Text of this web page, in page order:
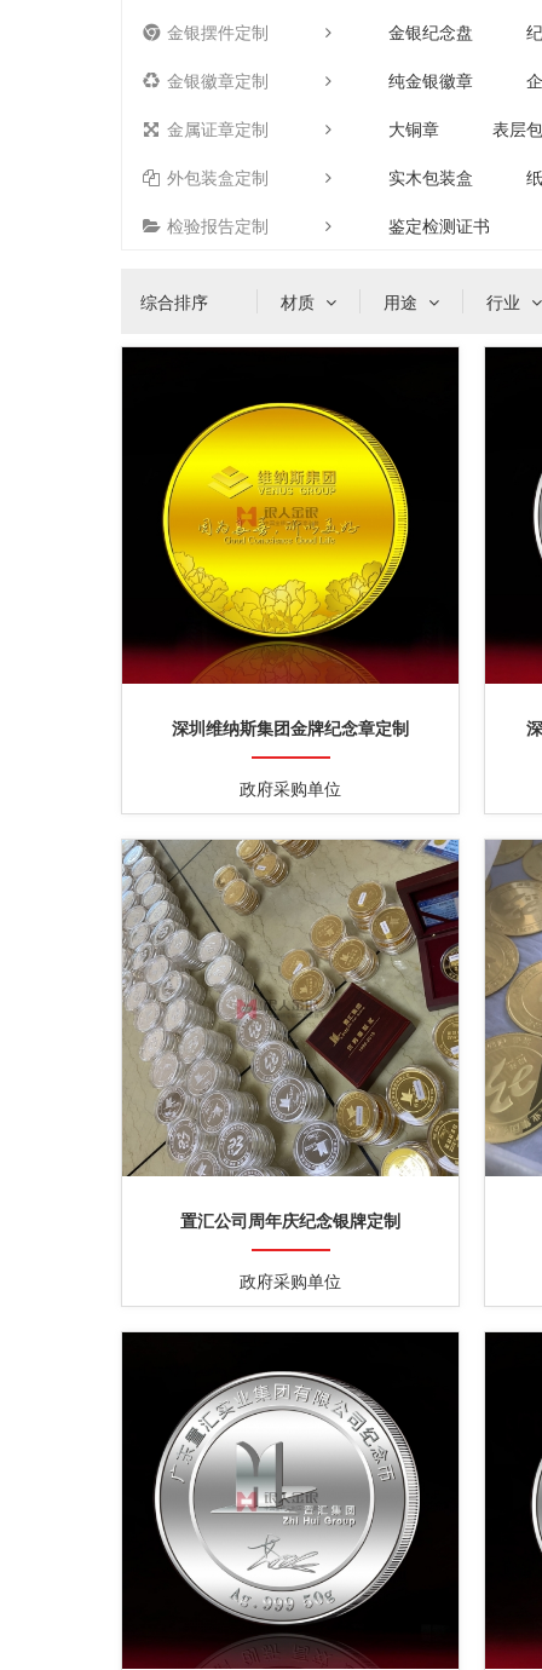
金银摆件定制
金银纪念盘
金银徽章定制
纯金银徽章
金属证章定制
大铜章
表层
外包装盒定制
实木包装盒
检验报告定制
鉴定检测证书
综合排序 材质 用途 行业
深圳维纳斯集团金牌纪念章定制
政府采购单位
置汇公司周年庆纪念银牌定制
政府采购单位